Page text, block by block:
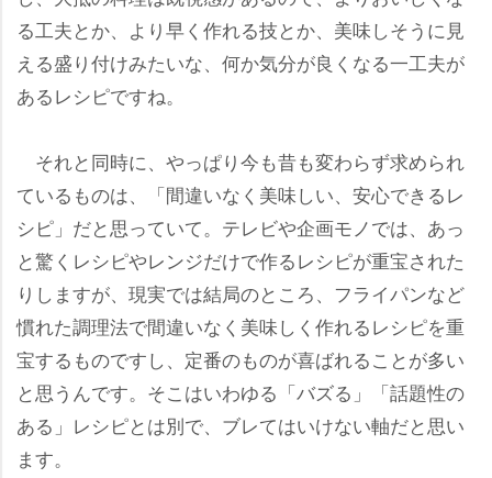
る工夫とか、より早く作れる技とか、美味しそうに見
える盛り付けみたいな、何か気分が良くなる一工夫が
あるレシピですね。
それと同時に、やっぱり今も昔も変わらず求められ
ているものは、「間違いなく美味しい、安心できるレ
シピ」だと思っていて。テレビや企画モノでは、あっ
と驚くレシピやレンジだけで作るレシピが重宝された
りしますが、現実では結局のところ、フライパンなど
慣れた調理法で間違いなく美味しく作れるレシピを重
宝するものですし、定番のものが喜ばれることが多い
と思うんです。そこはいわゆる「バズる」「話題性の
ある」レシピとは別で、ブレてはいけない軸だと思い
ます。